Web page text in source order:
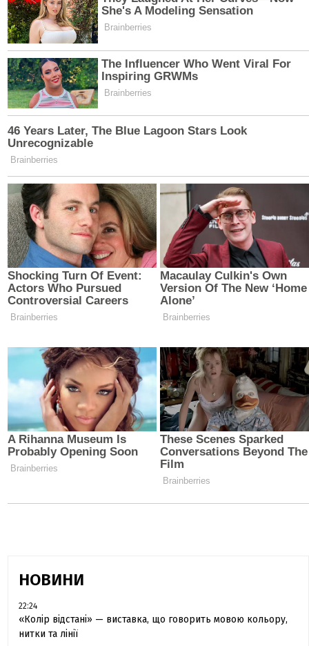
НОВИНИ
22:24
«Колір відстані» — виставка, що говорить мовою кольору,
нитки та лінії